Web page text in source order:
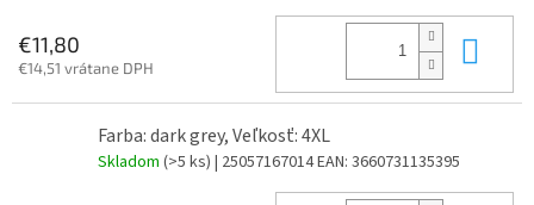
€11,80
€14,51 vrátane DPH
Farba: dark grey, Veľkosť: 4XL
Skladom (>5 ks) | 25057167014EAN: 3660731135395